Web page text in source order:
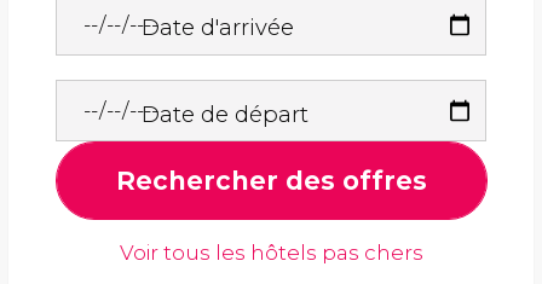
Date d'arrivée
Date de départ
Rechercher des offres
Voir tous les hôtels pas chers